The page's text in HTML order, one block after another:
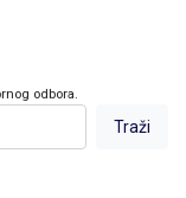
odbora.